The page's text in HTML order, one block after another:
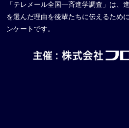
「テレメール全国一斉進学調査」は、
を選んだ理由を後輩たちに伝えるため
ンケートです。